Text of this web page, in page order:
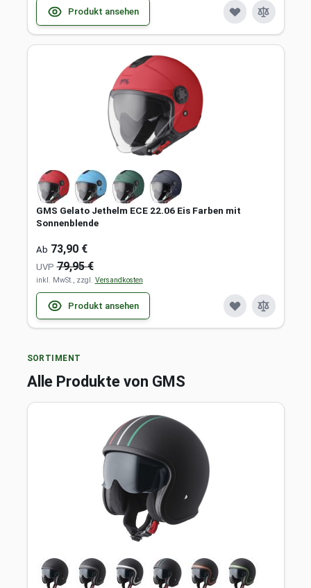
Produkt ansehen
GMS Gelato Jethelm ECE 22.06 Eis Farben mit
Sonnenblende
Ab 73,90 €
UVP 79,95 €
inkl. MwSt., zzgl. Versandkosten
Produkt ansehen
SORTIMENT
Alle Produkte von GMS